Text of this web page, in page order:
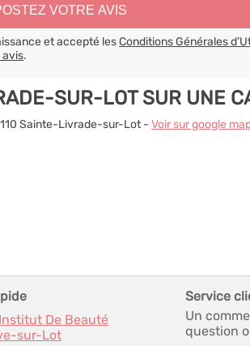
et accepté lesConditions Générales
avis.
SUR-LOT SUR UNE
Sainte-Livrade-sur-Lot - Voir sur google
De Beauté
sur-Lot
Service
Un
question